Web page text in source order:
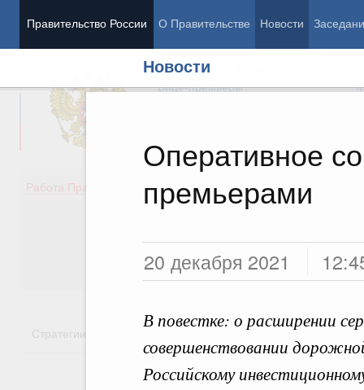
Правительство России О Правительстве Новости
Новости
Оперативное
премьерами
20 декабря 2021
В повестке: о расширении
совершенствовании
Российскому
Председатель Правительства
Вице-премьеры
Работа Правительства
Демография
Здоровье
Общество
Государство
Стратегии Государственные программы